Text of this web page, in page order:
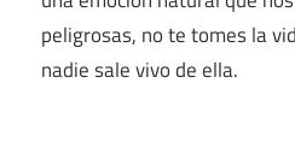
peligrosas, no te tomes la
nadie sale vivo de ella.